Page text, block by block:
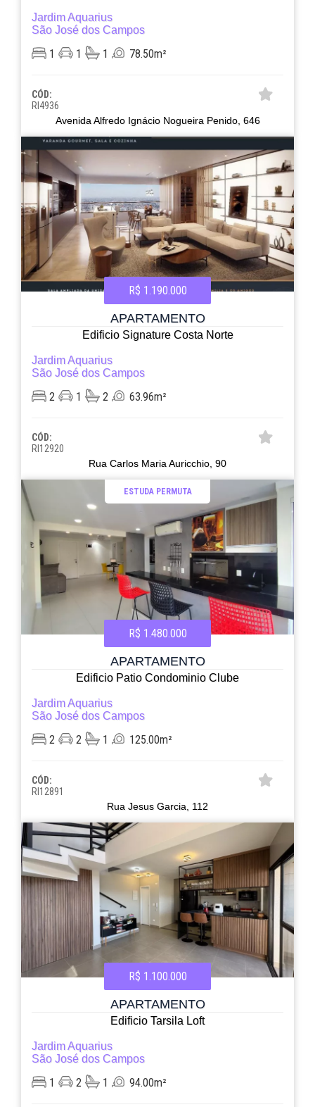
Jardim Aquarius
São José dos Campos
1 1 1 78.50m²
CÓD:
RI4936
Avenida Alfredo Ignácio Nogueira Penido, 646
R$ 1.190.000
APARTAMENTO
Edificio Signature Costa Norte
Jardim Aquarius
São José dos Campos
2 1 2 63.96m²
CÓD:
RI12920
Rua Carlos Maria Auricchio, 90
ESTUDA PERMUTA
R$ 1.480.000
APARTAMENTO
Edificio Patio Condominio Clube
Jardim Aquarius
São José dos Campos
2 2 1 125.00m²
CÓD:
RI12891
Rua Jesus Garcia, 112
R$ 1.100.000
APARTAMENTO
Edificio Tarsila Loft
Jardim Aquarius
São José dos Campos
1 2 1 94.00m²